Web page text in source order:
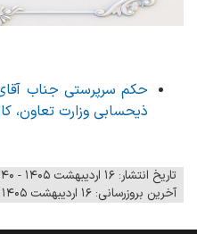
حکم سرپرستی جناب
ذیحسابی وزارت تعاون،
تاریخ انتشار: ۱۶ اردیبهشت ۱۴۰۵ - ۱۳:۴۰
آخرین بروزرسانی: ۱۶ اردیبهشت ۱۴۰۵ - ۱۳:۴۰